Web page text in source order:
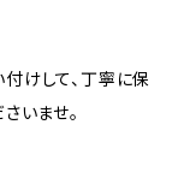
けして、丁寧に保
いませ。